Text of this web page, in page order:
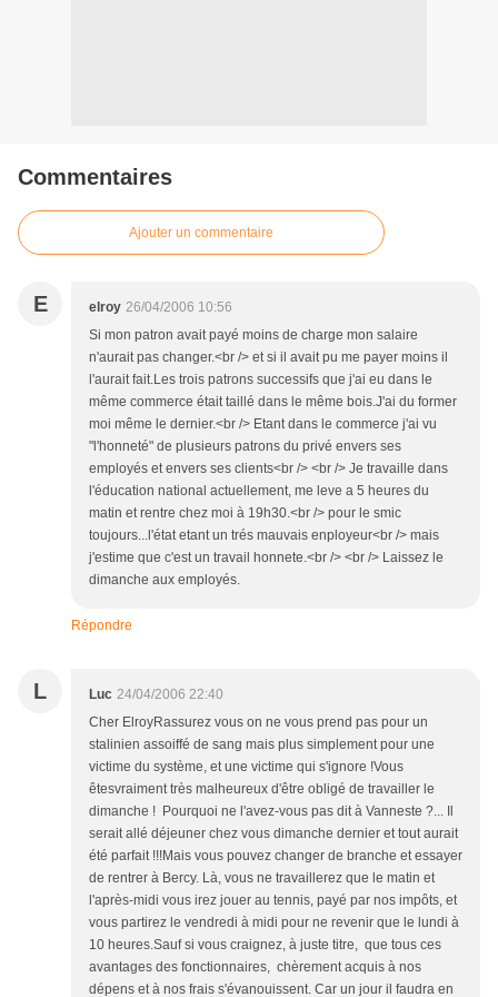
Commentaires
Ajouter un commentaire
E elroy 26/04/2006 10:56
Si mon patron avait payé moins de charge mon salaire
n'aurait pas changer.<br /> et si il avait pu me payer moins il
l'aurait fait.Les trois patrons successifs que j'ai eu dans le
même commerce était taillé dans le même bois.J'ai du former
moi même le dernier.<br /> Etant dans le commerce j'ai vu
"l'honneté" de plusieurs patrons du privé envers ses
employés et envers ses clients<br /> <br /> Je travaille dans
l'éducation national actuellement, me leve a 5 heures du
matin et rentre chez moi à 19h30.<br /> pour le smic
toujours...l'état etant un trés mauvais enployeur<br /> mais
j'estime que c'est un travail honnete.<br /> <br /> Laissez le
dimanche aux employés.
Répondre
L Luc 24/04/2006 22:40
Cher ElroyRassurez vous on ne vous prend pas pour un
stalinien assoiffé de sang mais plus simplement pour une
victime du système, et une victime qui s'ignore !Vous
êtesvraiment très malheureux d'être obligé de travailler le
dimanche ! Pourquoi ne l'avez-vous pas dit à Vanneste ?... Il
serait allé déjeuner chez vous dimanche dernier et tout aurait
été parfait !!!Mais vous pouvez changer de branche et essayer
de rentrer à Bercy. Là, vous ne travaillerez que le matin et
l'après-midi vous irez jouer au tennis, payé par nos impôts, et
vous partirez le vendredi à midi pour ne revenir que le lundi à
10 heures.Sauf si vous craignez, à juste titre, que tous ces
avantages des fonctionnaires, chèrement acquis à nos
dépens et à nos frais s'évanouissent. Car un jour il faudra en